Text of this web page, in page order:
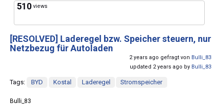
510 views
[RESOLVED] Laderegel bzw. Speicher steuern, nur
Netzbezug für Autoladen
2 years ago gefragt von Bulli_83
updated 2 years ago by Bulli_83
Tags: BYD Kostal Laderegel Stromspeicher
Bulli_83